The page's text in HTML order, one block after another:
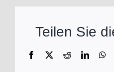
Teilen Sie
Facebook
X RedditLinkedIn